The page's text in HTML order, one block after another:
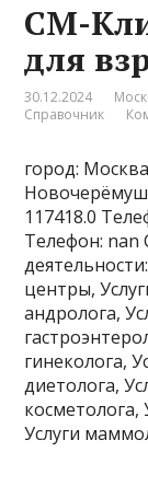
СМ-
для
30.12.2024
Справочник
город:
117418.0
Телефон: nan
центры,
андролога,
гинеколога,
диетолога,
косметолога,
Услуги